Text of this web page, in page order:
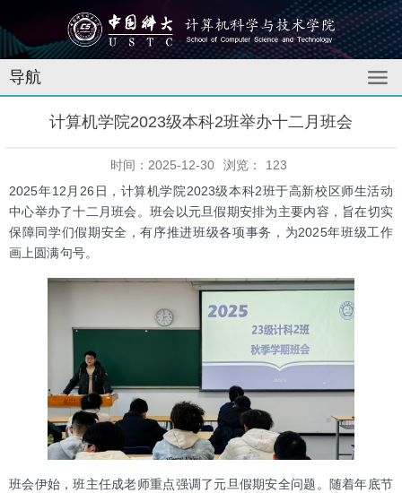
导航
计算机学院2023级本科2班举办十二月班会
时间：2025-12-30 浏览：
123
2025年12月26日，计算机学院2023级本科2班于高新校区师生活动
中心举办了十二月班会。班会以元旦假期安排为主要内容，旨在切实
保障同学们假期安全，有序推进班级各项事务，为2025年班级工作
画上圆满句号。
班会伊始，班主任成老师重点强调了元旦假期安全问题。随着年底节